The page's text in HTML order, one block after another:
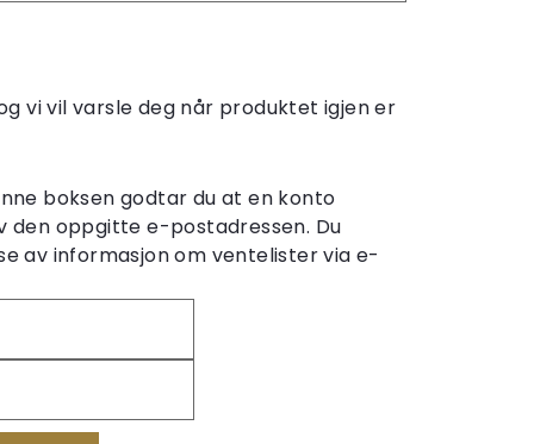
vi vil varsle deg når produktet igjen er
boksen godtar du at en konto
den oppgitte e-postadressen. Du
av informasjon om ventelister via e-